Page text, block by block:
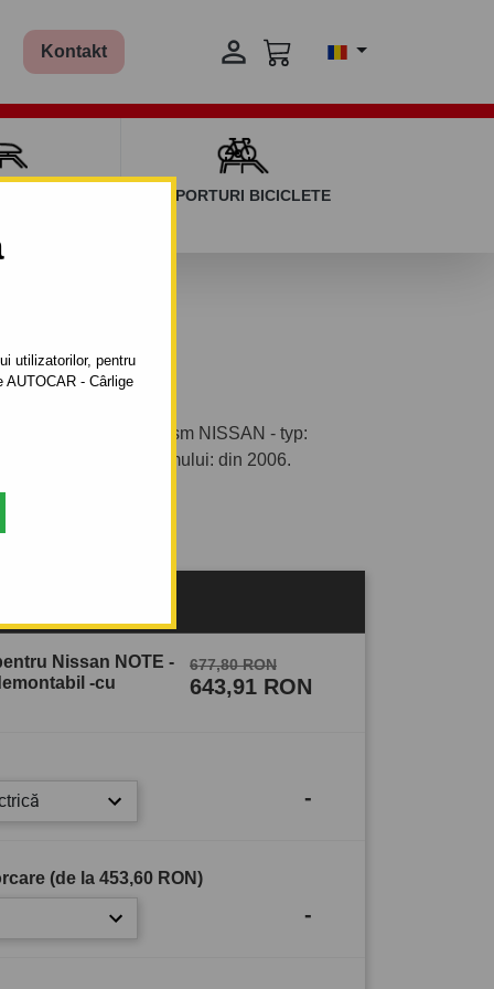
utilizatorilor, pentru
- Cârlige
Kontakt 
SUPORTURI BICICLETE
pentru autoturism NISSAN - typ:
fabricaţie a autoturismului: din 2006.
Nissan NOTE -
-cu
677,80 RON
643,91 RON
-
(de la 453,60 RON)
-